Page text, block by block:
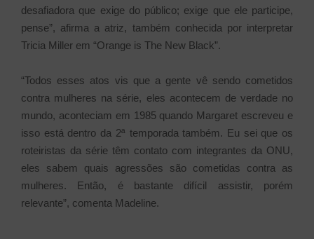
desafiadora que exige do público; exige que ele participe,
pense”, afirma a atriz, também conhecida por interpretar
Tricia Miller em “Orange is The New Black”.
“Todos esses atos vis que a gente vê sendo cometidos
contra mulheres na série, eles acontecem de verdade no
mundo, aconteciam em 1985 quando Margaret escreveu e
isso está dentro da 2ª temporada também. Eu sei que os
roteiristas da série têm contato com integrantes da ONU,
eles sabem quais agressões são cometidas contra as
mulheres. Então, é bastante difícil assistir, porém
relevante”, comenta Madeline.